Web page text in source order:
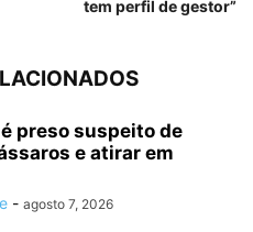
tem perfil de gestor”
preso suspeito de
e atirar em
- agosto 7, 2026